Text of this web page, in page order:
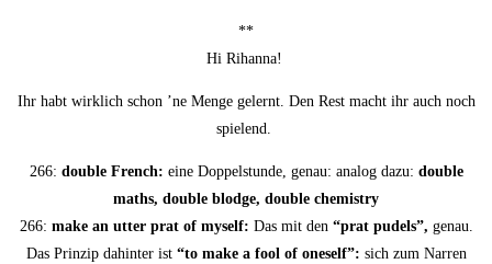
**
Hi Rihanna!
Ihr habt wirk­lich schon ’ne Men­ge gelernt. Den Rest macht ihr auch noch
spielend.
266: dou­ble French: eine Dop­pel­stun­de, genau: ana­log dazu: dou­ble
maths, dou­ble blodge, dou­ble chemistry
266: make an utter prat of mys­elf: Das mit den “prat pudels”, genau.
Das Prin­zip dahin­ter ist “to make a fool of ones­elf”: sich zum Nar­ren